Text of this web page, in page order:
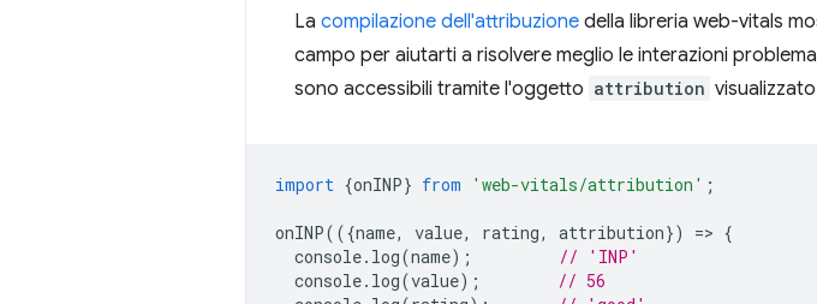
La compilazione dell'attribuzione della libreria web-vitals
campo per aiutarti a risolvere meglio le interazioni
sono accessibili tramite l'oggetto attribution
import {onINP} from 'web-vitals/attribution' ;
onINP(({name, value, rating, attribution}) => {
console. log(name);
// 'INP'
console. log(value);
// 56